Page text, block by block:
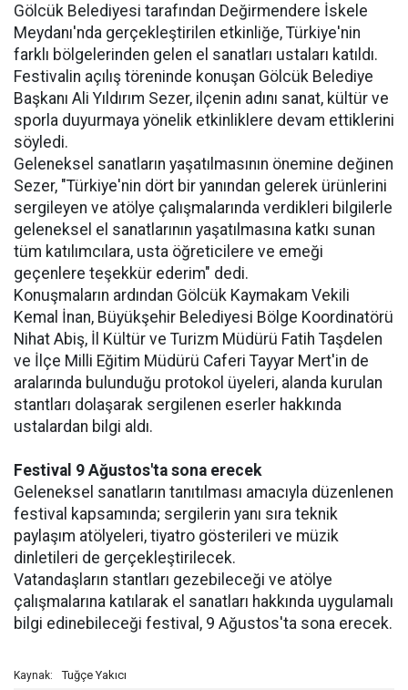
Gölcük Belediyesi tarafından Değirmendere İskele
Meydanı'nda gerçekleştirilen etkinliğe, Türkiye'nin
farklı bölgelerinden gelen el sanatları ustaları katıldı.
Festivalin açılış töreninde konuşan Gölcük Belediye
Başkanı Ali Yıldırım Sezer, ilçenin adını sanat, kültür ve
sporla duyurmaya yönelik etkinliklere devam ettiklerini
söyledi.
Geleneksel sanatların yaşatılmasının önemine değinen
Sezer, "Türkiye'nin dört bir yanından gelerek ürünlerini
sergileyen ve atölye çalışmalarında verdikleri bilgilerle
geleneksel el sanatlarının yaşatılmasına katkı sunan
tüm katılımcılara, usta öğreticilere ve emeği
geçenlere teşekkür ederim" dedi.
Konuşmaların ardından Gölcük Kaymakam Vekili
Kemal İnan, Büyükşehir Belediyesi Bölge Koordinatörü
Nihat Abiş, İl Kültür ve Turizm Müdürü Fatih Taşdelen
ve İlçe Milli Eğitim Müdürü Caferi Tayyar Mert'in de
aralarında bulunduğu protokol üyeleri, alanda kurulan
stantları dolaşarak sergilenen eserler hakkında
ustalardan bilgi aldı.
Festival 9 Ağustos'ta sona erecek
Geleneksel sanatların tanıtılması amacıyla düzenlenen
festival kapsamında; sergilerin yanı sıra teknik
paylaşım atölyeleri, tiyatro gösterileri ve müzik
dinletileri de gerçekleştirilecek.
Vatandaşların stantları gezebileceği ve atölye
çalışmalarına katılarak el sanatları hakkında uygulamalı
bilgi edinebileceği festival, 9 Ağustos'ta sona erecek.
Kaynak: Tuğçe Yakıcı